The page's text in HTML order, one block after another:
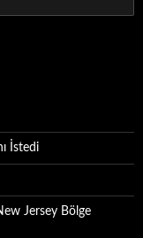
İstedi
Jersey Bölge